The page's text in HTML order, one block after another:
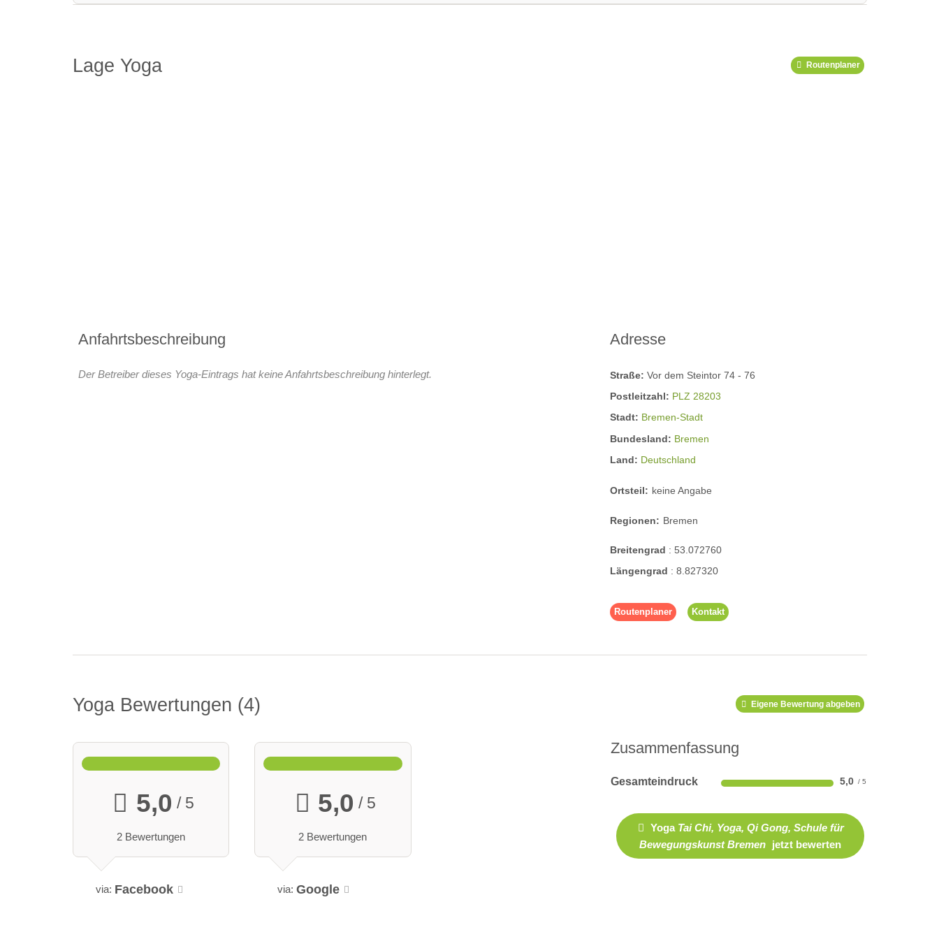
Lage Yoga Routenplaner
Anfahrtsbeschreibung
Der Betreiber dieses Yoga-Eintrags hat keine Anfahrtsbeschreibung hinterlegt.
Adresse
Straße:Vor dem Steintor 74 - 76
Postleitzahl: PLZ 28203
Stadt: Bremen-Stadt
Bundesland: Bremen
Land: Deutschland
Ortsteil: keine Angabe
Regionen: Bremen
Breitengrad :53.072760
Längengrad :8.827320
Routenplaner Kontakt
Yoga Bewertungen 4 Eigene Bewertung abgeben
Zusammenfassung
Gesamteindruck 5,0
Yoga Tai Chi, Yoga, Qi Gong, Schule für
Bewegungskunst Bremen
jetzt bewerten
5,0 / 5
2 Bewertungen
via: Facebook
5,0 / 5
2 Bewertungen
via: Google